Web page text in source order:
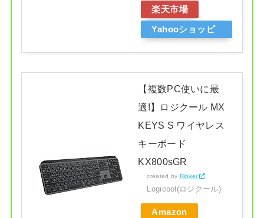
楽天市場
Yahooショッピ
【複数PC使いに最
適!】ロジクール MX
KEYS S ワイヤレス
キーボード
KX800sGR
created by Rinker
Logicool(ロジクール)
Amazon